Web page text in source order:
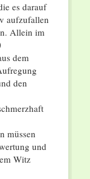
es darauf
aufzufallen
Allein im
dem
den
müssen
und
Witz